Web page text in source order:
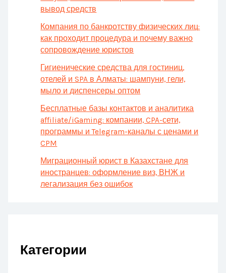
вывод средств
Компания по банкротству физических лиц:
как проходит процедура и почему важно
сопровождение юристов
Гигиенические средства для гостиниц,
отелей и SPA в Алматы: шампуни, гели,
мыло и диспенсеры оптом
Бесплатные базы контактов и аналитика
affiliate/iGaming: компании, CPA-сети,
программы и Telegram-каналы с ценами и
CPM
Миграционный юрист в Казахстане для
иностранцев: оформление виз, ВНЖ и
легализация без ошибок
Категории